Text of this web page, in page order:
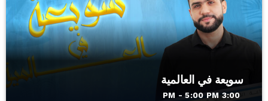
سويعة في العالمية
3:00 PM - 5:00 PM